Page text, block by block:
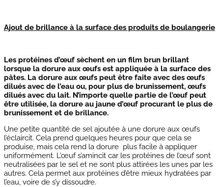
Ajout de brillance à la surface des produits de boulangerie
Les protéines d’œuf sèchent en un film brun brillant
lorsque la dorure aux œufs est appliquée à la surface des
pâtes. La dorure aux œufs peut être faite avec des œufs
dilués avec de l’eau ou, pour plus de brunissement, œufs
dilués avec du lait. N’importe quelle partie de l’œuf peut
être utilisée, la dorure au jaune d’œuf procurant le plus de
brunissement et de brillance.
Une petite quantité de sel ajoutée à une dorure aux œufs
l’éclaircit. Cela prend quelques heures pour que cela se
produise, mais cela rend la dorure plus facile à appliquer
uniformément. L’œuf s’amincit car les protéines de l’œuf sont
neutralisées par le sel et ne sont plus attirées les unes par les
autres. Cela permet aux protéines d’être mieux hydratées par
l’eau, voire de s’y dissoudre.